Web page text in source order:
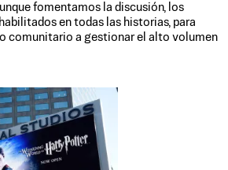
fomentamos la discusión, los
en todas las historias, para
comunitario a gestionar el alto volumen